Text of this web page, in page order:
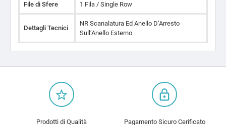
File di Sfere 1 Fila / Single Row
Dettagli Tecnici
NR Scanalatura Ed Anello D’Arresto
Sull’Anello Esterno
star_border
Prodotti di Qualità
lock_outline
Pagamento Sicuro Cerificato